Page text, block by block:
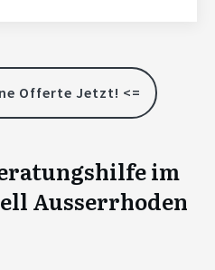
Offerte Jetzt! <=
im
Ausserrhoden